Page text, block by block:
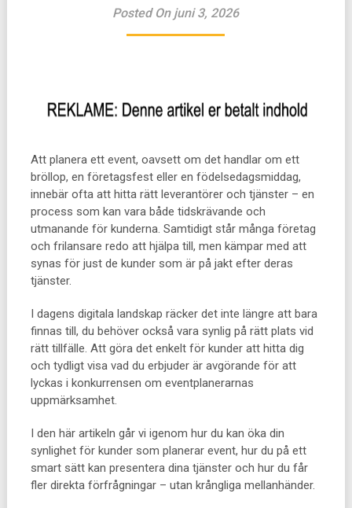
Posted On juni 3, 2026
Att planera ett event, oavsett om det handlar om ett
bröllop, en företagsfest eller en födelsedagsmiddag,
innebär ofta att hitta rätt leverantörer och tjänster – en
process som kan vara både tidskrävande och
utmanande för kunderna. Samtidigt står många företag
och frilansare redo att hjälpa till, men kämpar med att
synas för just de kunder som är på jakt efter deras
tjänster.
I dagens digitala landskap räcker det inte längre att bara
finnas till, du behöver också vara synlig på rätt plats vid
rätt tillfälle. Att göra det enkelt för kunder att hitta dig
och tydligt visa vad du erbjuder är avgörande för att
lyckas i konkurrensen om eventplanerarnas
uppmärksamhet.
I den här artikeln går vi igenom hur du kan öka din
synlighet för kunder som planerar event, hur du på ett
smart sätt kan presentera dina tjänster och hur du får
fler direkta förfrågningar – utan krångliga mellanhänder.